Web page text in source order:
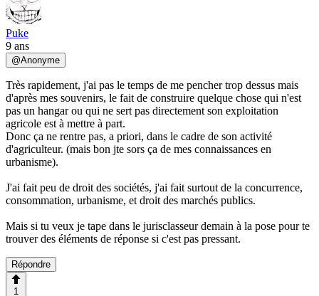
Puke
9 ans
@Anonyme
Très rapidement, j'ai pas le temps de me pencher trop dessus mais
d'après mes souvenirs, le fait de construire quelque chose qui n'est
pas un hangar ou qui ne sert pas directement son exploitation
agricole est à mettre à part.
Donc ça ne rentre pas, a priori, dans le cadre de son activité
d'agriculteur. (mais bon jte sors ça de mes connaissances en
urbanisme).
J'ai fait peu de droit des sociétés, j'ai fait surtout de la concurrence,
consommation, urbanisme, et droit des marchés publics.
Mais si tu veux je tape dans le jurisclasseur demain à la pose pour te
trouver des éléments de réponse si c'est pas pressant.
Répondre
1